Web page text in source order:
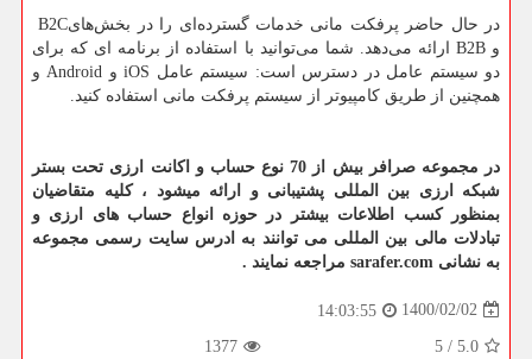
در حال حاضر پرفکت مانی خدمات گسترده‌ای را در بخش‌هایB2C
و B2B
ارائه می‌دهد. شما می‌توانید با استفاده از برنامه ای که برای
دو سیستم عامل در دسترس است: سیستم عامل iOS و Android و
همچنین از طریق کامپیوتر از سیستم پرفکت مانی استفاده کنید.
در مجموعه صرافر بیش از 70 نوع حساب و اکانت ارزی تحت بستر
شبکه ارزی بین المللی پشتیبانی و ارائه میشود ، کلیه متقاضیان
بمنظور کسب اطلاعات بیشتر در حوزه انواع حساب های ارزی و
تبادلات مالی بین المللی می توانند به ادرس سایت رسمی مجموعه
به نشانی sarafer.com مراجعه نمایند .
1400/02/02
14:03:55
5.0
/
5
1377